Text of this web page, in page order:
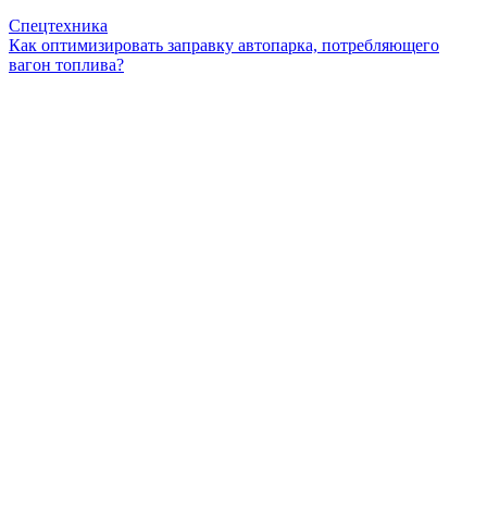
Спецтехника
Как оптимизировать заправку автопарка, потребляющего
вагон топлива?